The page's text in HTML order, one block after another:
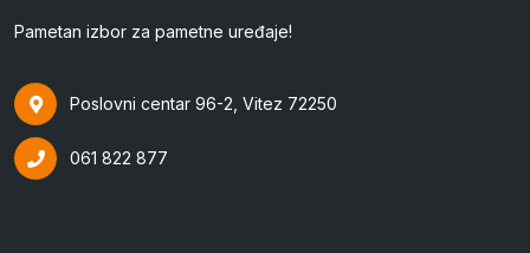
Pametan izbor za pametne uređaje!
Poslovni centar 96-2, Vitez 72250
061 822 877